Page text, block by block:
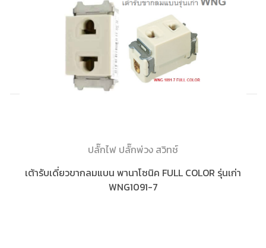
ปลั๊กไฟ ปลั๊กพ่วง สวิทช์
เต้ารับเดี่ยวขากลมแบน พานาโซนิค FULL COLOR รุ่นเก่า
WNG1091-7